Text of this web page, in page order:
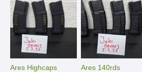
Ares Highcaps
Ares 140rds